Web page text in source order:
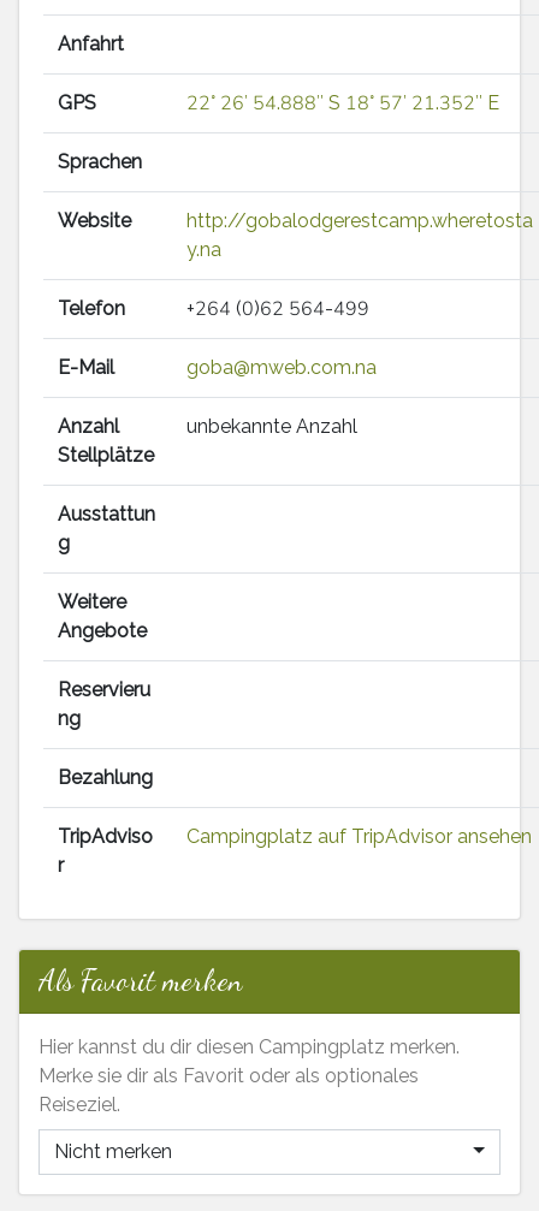
Anfahrt
GPS 22° 26′ 54.888″ S 18° 57′ 21.352″ E
Sprachen
Website
http://gobalodgerestcamp.wheretosta
y.na
Telefon +264 (0)62 564-499
E-Mail goba@mweb.com.na
Anzahl
Stellplätze
unbekannte Anzahl
Ausstattun
g
Weitere
Angebote
Reservieru
ng
Bezahlung
TripAdviso
r
Campingplatz auf TripAdvisor ansehen
Als Favorit merken
Hier kannst du dir diesen Campingplatz merken.
Merke sie dir als Favorit oder als optionales
Reiseziel.
Nicht merken